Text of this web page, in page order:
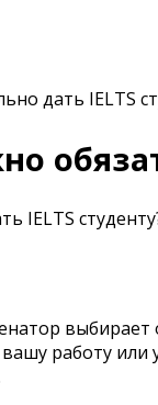
IELTS
выбирает
работу